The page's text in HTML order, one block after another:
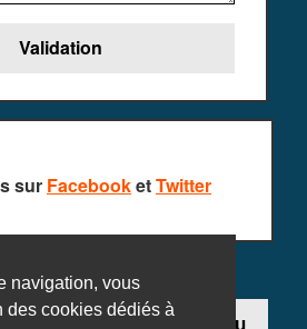
navigation, vous
des cookies dédiés à
sur FacebooketTwitter
Ajouter un jeu